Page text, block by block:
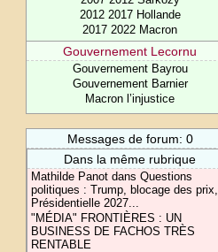
2012 2017 Hollande
2017 2022 Macron
Gouvernement Lecornu
Gouvernement Bayrou
Gouvernement Barnier
Macron l’injustice
Messages de forum: 0
Dans la même rubrique
Mathilde Panot dans Questions
politiques : Trump, blocage des prix,
Présidentielle 2027...
"MÉDIA" FRONTIÈRES : UN
BUSINESS DE FACHOS TRÈS
RENTABLE